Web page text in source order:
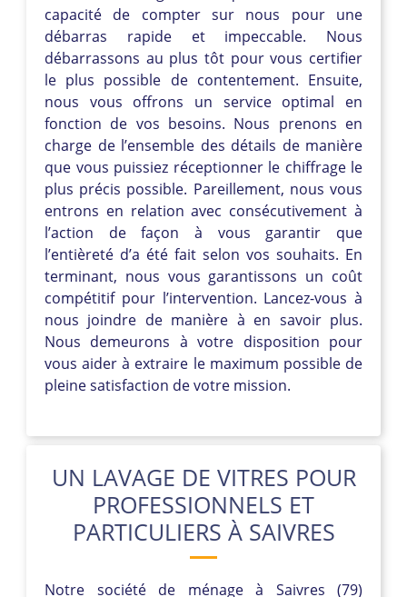
capacité de compter sur nous pour une
débarras rapide et impeccable. Nous
débarrassons au plus tôt pour vous certifier
le plus possible de contentement. Ensuite,
nous vous offrons un service optimal en
fonction de vos besoins. Nous prenons en
charge de l’ensemble des détails de manière
que vous puissiez réceptionner le chiffrage le
plus précis possible. Pareillement, nous vous
entrons en relation avec consécutivement à
l’action de façon à vous garantir que
l’entièreté d’a été fait selon vos souhaits. En
terminant, nous vous garantissons un coût
compétitif pour l’intervention. Lancez-vous à
nous joindre de manière à en savoir plus.
Nous demeurons à votre disposition pour
vous aider à extraire le maximum possible de
pleine satisfaction de votre mission.
UN LAVAGE DE VITRES POUR
PROFESSIONNELS ET
PARTICULIERS À SAIVRES
Notre société de ménage à Saivres (79)